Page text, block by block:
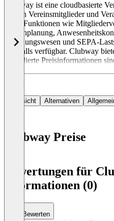
Clubway ist eine cloudbasierte
sich an Vereinsmitglieder und
bietet Funktionen wie
Terminplanung,
Rechnungswesen und SEPA-
ebenfalls verfügbar. Clubway
Detaillierte Preisinformationen
Übersicht Alternativen
Clubway Preise
Bewertungen für
Informationen (0)
Bewerten